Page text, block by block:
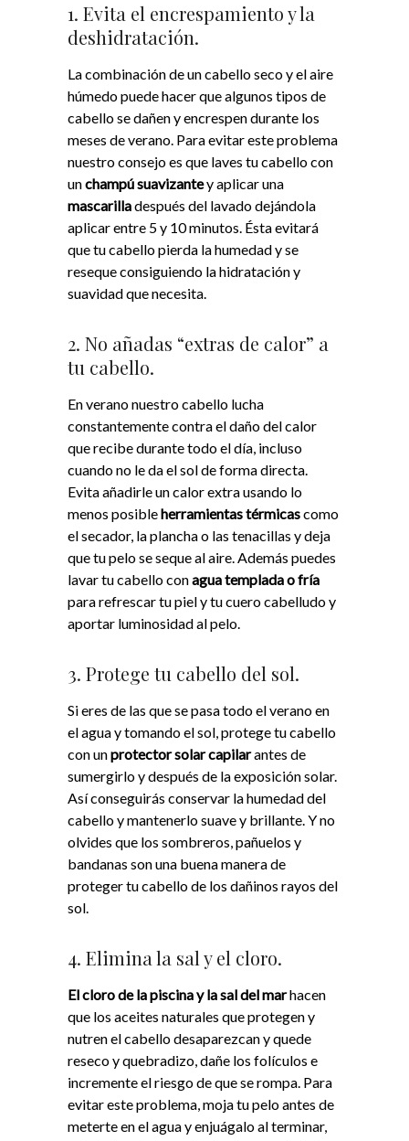
1. Evita el encrespamiento y la
deshidratación.
La combinación de un cabello seco y el aire
húmedo puede hacer que algunos tipos de
cabello se dañen y encrespen durante los
meses de verano. Para evitar este problema
nuestro consejo es que laves tu cabello con
unchampú suavizantey aplicar una
mascarilladespués del lavado dejándola
aplicar entre 5 y 10 minutos. Ésta evitará
que tu cabello pierda la humedad y se
reseque consiguiendo la hidratación y
suavidad que necesita.
2. No añadas “extras de calor” a
tu cabello.
En verano nuestro cabello lucha
constantemente contra el daño del calor
que recibe durante todo el día, incluso
cuando no le da el sol de forma directa.
Evita añadirle un calor extra usando lo
menos posibleherramientas térmicascomo
el secador, la plancha o las tenacillas y deja
que tu pelo se seque al aire. Además puedes
lavar tu cabello conagua templada o fría
para refrescar tu piel y tu cuero cabelludo y
aportar luminosidad al pelo.
3. Protege tu cabello del sol.
Si eres de las que se pasa todo el verano en
el agua y tomando el sol, protege tu cabello
con unprotector solar capilarantes de
sumergirlo y después de la exposición solar.
Así conseguirás conservar la humedad del
cabello y mantenerlo suave y brillante. Y no
olvides que los sombreros, pañuelos y
bandanas son una buena manera de
proteger tu cabello de los dañinos rayos del
sol.
4. Elimina la sal y el cloro.
El cloro de la piscina y la sal del marhacen
que los aceites naturales que protegen y
nutren el cabello desaparezcan y quede
reseco y quebradizo, dañe los folículos e
incremente el riesgo de que se rompa. Para
evitar este problema, moja tu pelo antes de
meterte en el agua y enjuágalo al terminar,